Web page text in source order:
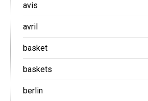
avis
avril
basket
baskets
berlin